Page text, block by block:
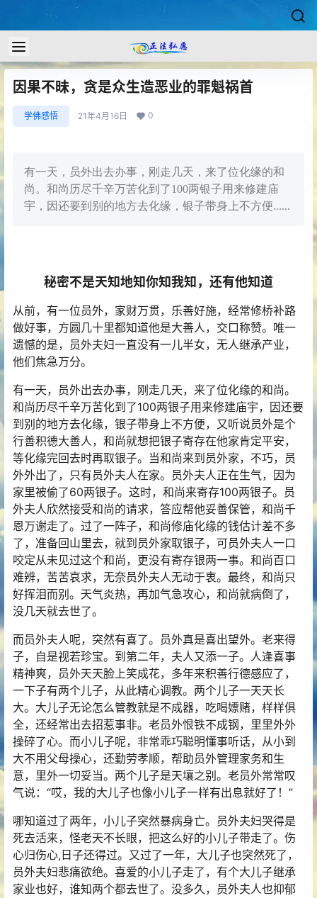
因果不昧，贪是众生造恶业的罪魁祸首
学佛感悟 21年4月16日 0
有一天，员外出去办事，刚走几天，来了位化缘的和
尚。和尚历尽千辛万苦化到了100两银子用来修建庙
宇，因还要到别的地方去化缘，银子带身上不方便......
秘密不是天知地知你知我知，还有他知道
从前，有一位员外，家财万贯，乐善好施，经常修桥补路
做好事，方圆几十里都知道他是大善人，交口称赞。唯一
遗憾的是，员外夫妇一直没有一儿半女，无人继承产业，
他们焦急万分。
有一天，员外出去办事，刚走几天，来了位化缘的和尚。
和尚历尽千辛万苦化到了100两银子用来修建庙宇，因还要
到别的地方去化缘，银子带身上不方便，又听说员外是个
行善积德大善人，和尚就想把银子寄存在他家肯定平安，
等化缘完回去时再取银子。当和尚来到员外家，不巧，员
外外出了，只有员外夫人在家。员外夫人正在生气，因为
家里被偷了60两银子。这时，和尚来寄存100两银子。员
外夫人欣然接受和尚的请求，答应帮他妥善保管，和尚千
恩万谢走了。过了一阵子，和尚修庙化缘的钱估计差不多
了，准备回山里去，就到员外家取银子，可员外夫人一口
咬定从未见过这个和尚，更没有寄存银两一事。和尚百口
难辨，苦苦哀求，无奈员外夫人无动于衷。最终，和尚只
好挥泪而别。天气炎热，再加气急攻心，和尚就病倒了，
没几天就去世了。
而员外夫人呢，突然有喜了。员外真是喜出望外。老来得
子，自是视若珍宝。到第二年，夫人又添一子。人逢喜事
精神爽，员外天天脸上笑成花，多年来积善行德感应了，
一下子有两个儿子，从此精心调教。两个儿子一天天长
大。大儿子无论怎么管教就是不成器，吃喝嫖赌，样样俱
全，还经常出去招惹事非。老员外恨铁不成钢，里里外外
操碎了心。而小儿子呢，非常乖巧聪明懂事听话，从小到
大不用父母操心，还勤劳孝顺，帮助员外管理家务和生
意，里外一切妥当。两个儿子是天壤之别。老员外常常叹
气说：“哎，我的大儿子也像小儿子一样有出息就好了！”
哪知道过了两年，小儿子突然暴病身亡。员外夫妇哭得是
死去活来，怪老天不长眼，把这么好的小儿子带走了。伤
心归伤心,日子还得过。又过了一年，大儿子也突然死了，
员外夫妇悲痛欲绝。喜爱的小儿子走了，有个大儿子继承
家业也好，谁知两个都去世了。没多久，员外夫人也抑郁